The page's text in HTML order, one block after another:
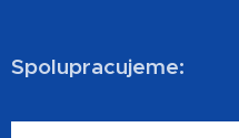
Spolupracujeme: